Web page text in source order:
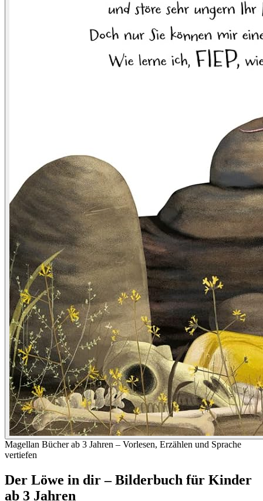
Magellan Bücher ab 3 Jahren – Vorlesen, Erzählen und Sprache
vertiefen
Der Löwe in dir – Bilderbuch für Kinder
ab 3 Jahren